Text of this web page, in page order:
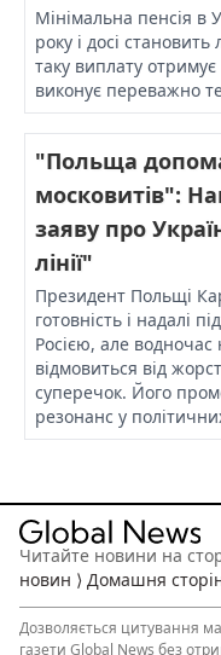
Мінімальна пенсія в
року і досі
таку виплату
виконує переважно
"Польща
московитів":
заяву про
лінії"
Президент Польщі
готовність і надалі
Росією, але
відмовиться від
суперечок. Його
резонанс у
Читайте новини на
новин ⟩ Домашня
Дозволяється цитування
газети Global News без